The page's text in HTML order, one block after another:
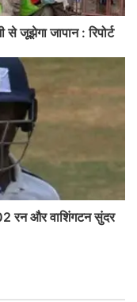
जूझेगा जापान : रिपोर्ट
रन और वाशिंगटन सुंदर